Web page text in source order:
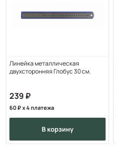
Линейка металлическая
двухсторонняя Глобус 30 см.
239
60 x 4 платежа
в корзину